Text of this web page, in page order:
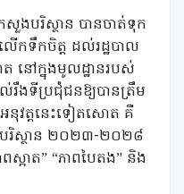
រសួងបរិស្ថាន បានចាត់ទុក
ើកទឹកចិត្ត ដល់រដ្ឋបាល
នៅក្នុងមូលដ្ឋានរបស់
រឹងទីប្រជុំជនឱ្យបានត្រឹម
នុវត្តនេះទៀតសោត គឺ
បរិស្ថាន ២០២៣-២០២៨
ស្អាត” “ភាពបៃតង” និង